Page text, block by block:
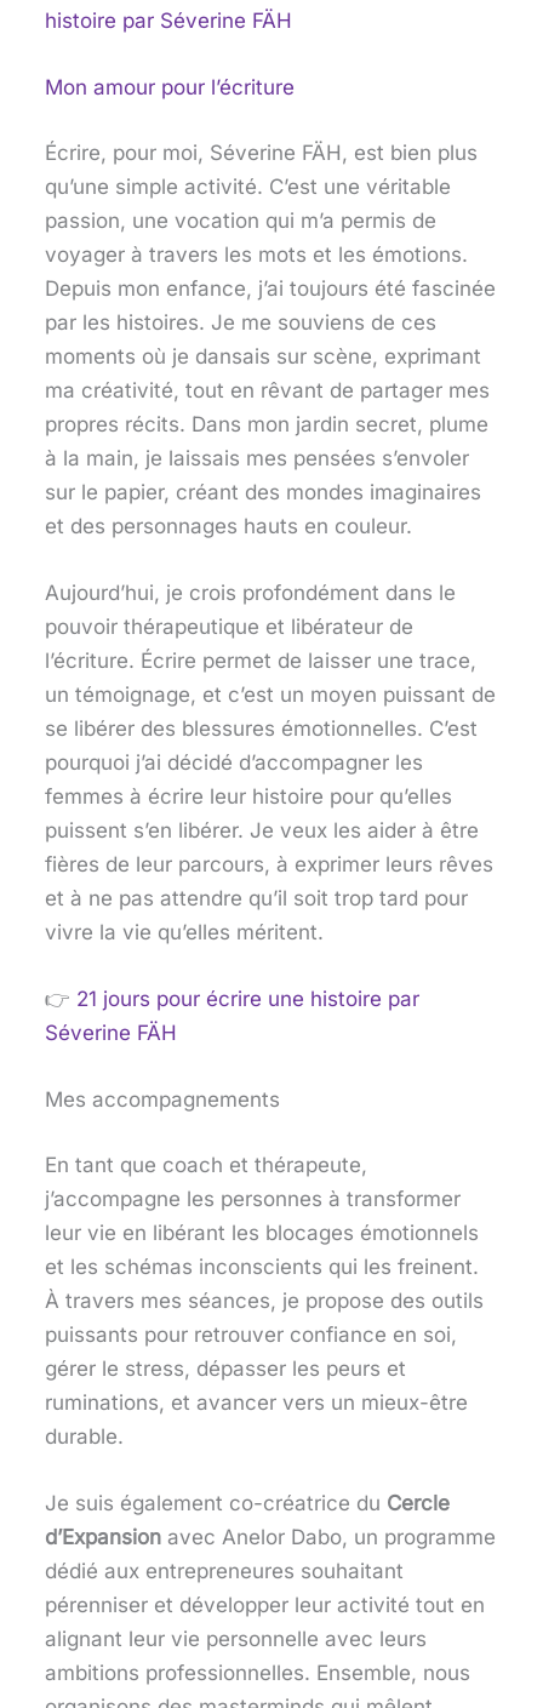
histoire par Séverine FÄH
Mon amour pour l’écriture
Écrire, pour moi, Séverine FÄH, est bien plus
qu’une simple activité. C’est une véritable
passion, une vocation qui m’a permis de
voyager à travers les mots et les émotions.
Depuis mon enfance, j’ai toujours été fascinée
par les histoires. Je me souviens de ces
moments où je dansais sur scène, exprimant
ma créativité, tout en rêvant de partager mes
propres récits. Dans mon jardin secret, plume
à la main, je laissais mes pensées s’envoler
sur le papier, créant des mondes imaginaires
et des personnages hauts en couleur.
Aujourd’hui, je crois profondément dans le
pouvoir thérapeutique et libérateur de
l’écriture. Écrire permet de laisser une trace,
un témoignage, et c’est un moyen puissant de
se libérer des blessures émotionnelles. C’est
pourquoi j’ai décidé d’accompagner les
femmes à écrire leur histoire pour qu’elles
puissent s’en libérer. Je veux les aider à être
fières de leur parcours, à exprimer leurs rêves
et à ne pas attendre qu’il soit trop tard pour
vivre la vie qu’elles méritent.
👉 21 jours pour écrire une histoire par
Séverine FÄH
Mes accompagnements
En tant que coach et thérapeute,
j’accompagne les personnes à transformer
leur vie en libérant les blocages émotionnels
et les schémas inconscients qui les freinent.
À travers mes séances, je propose des outils
puissants pour retrouver confiance en soi,
gérer le stress, dépasser les peurs et
ruminations, et avancer vers un mieux-être
durable.
Je suis également co-créatrice du Cercle
d’Expansion avec Anelor Dabo, un programme
dédié aux entrepreneures souhaitant
pérenniser et développer leur activité tout en
alignant leur vie personnelle avec leurs
ambitions professionnelles. Ensemble, nous